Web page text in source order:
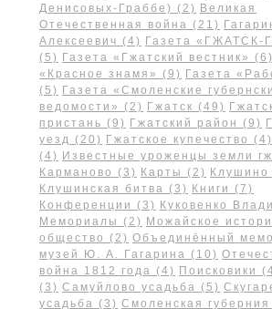
Денисовых-Граббе)
(2) Великая
Отечественная война (21)
Алексеевич (4) Газета «ГЖАТСК-
(5) Газета «Гжатский вестник» (6)
«Красное знамя»
(9) Газета
(5) Газета «Смоленские
ведомости»
(2) Гжатск (49)
пристань (9) Гжатский район (9)
уезд (20) Гжатское купечество (4)
(4) Известные уроженцы земли
Карманово
(3) Карты (2) Клушино
Клушинская битва (3) Книги
(7)
Конференции
(3) Куковенко
Мемориалы
(2) Можайское
общество
(2) Объединённый
музей Ю. А. Гагарина (10)
война 1812 года (4) Поисковики
(3) Самуйлово усадьба (5)
усадьба (3) Смоленская губерния